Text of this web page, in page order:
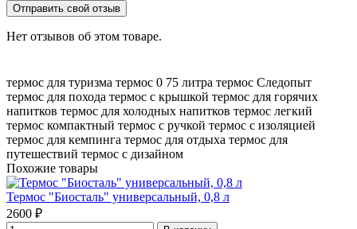
Отправить свой отзыв
Нет отзывов об этом товаре.
термос для туризма термос 0 75 литра термос Следопыт
термос для похода термос с крышкой термос для горячих
напитков термос для холодных напитков термос легкий
термос компактный термос с ручкой термос с изоляцией
термос для кемпинга термос для отдыха термос для
путешествий термос с дизайном
Похожие товары
Термос "Биосталь" универсальный, 0,8 л
2600 ₽